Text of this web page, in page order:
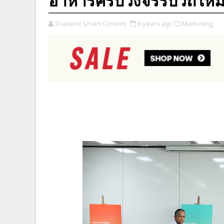
Thailand Smart Content 6 years ago Marketing,